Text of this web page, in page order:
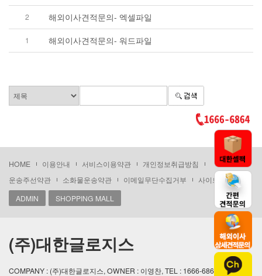
2 해외이사견적문의- 엑셀파일
1 해외이사견적문의- 워드파일
HOME 이용안내 서비스이용약관
개인정보취급방침
운송주선약관
소화물운송약관 이메일무단수집거부
사이트맵
ADMIN
SHOPPING MALL
(주)대한글로지스
COMPANY : (주)대한글로지스, OWNER : 이영찬, TEL : 1666-6864 / 02)